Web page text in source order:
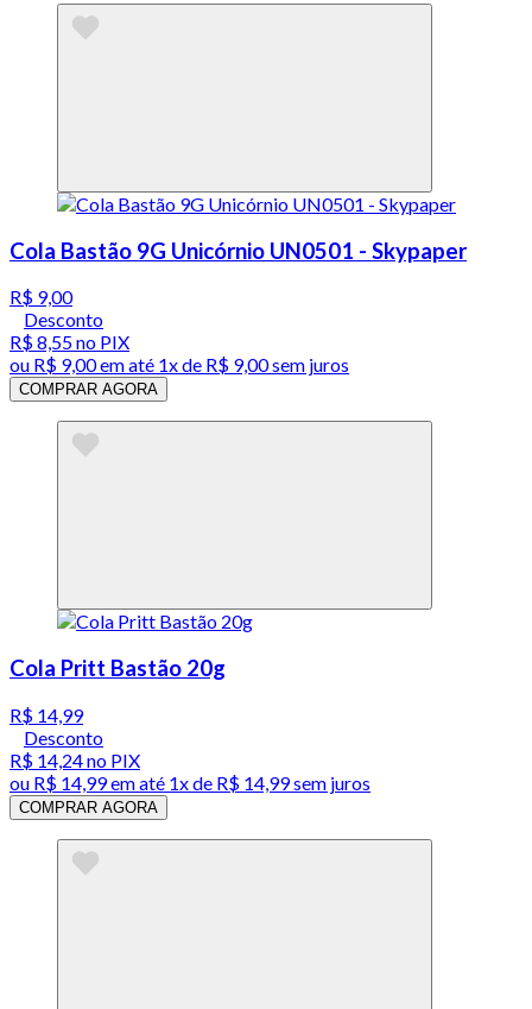
Cola Bastão 9G Unicórnio UN0501 - Skypaper
R$ 9,00
Desconto
R$ 8,55no PIX
ou R$ 9,00em até 1x de R$ 9,00sem juros
COMPRAR AGORA
Cola Pritt Bastão 20g
R$ 14,99
Desconto
R$ 14,24no PIX
ou R$ 14,99em até 1x de R$ 14,99sem juros
COMPRAR AGORA